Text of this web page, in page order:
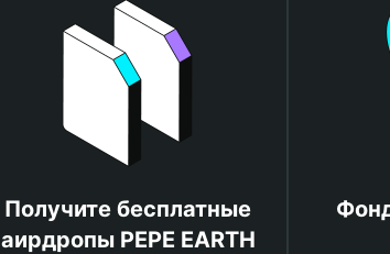
Получите бесплатные
аирдропы PEPE EARTH